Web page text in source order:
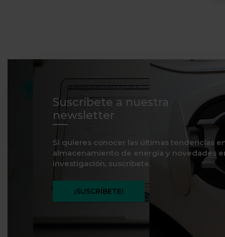
Suscríbete a nuestra
newsletter
Si quieres conocer las últimas tendencias
almacenamiento de energía y novedades
investigación, suscríbete.
¡SUSCRÍBETE!